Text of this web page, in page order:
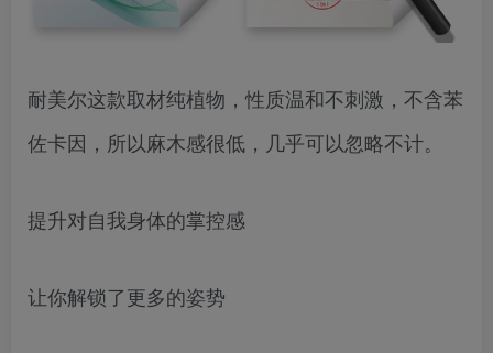
耐美尔这款取材纯植物，性质温和不刺激，不含苯
佐卡因，所以麻木感很低，几乎可以忽略不计。
提升对自我身体的掌控感
让你解锁了更多的姿势